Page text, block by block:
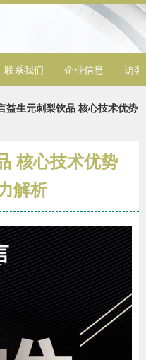
联系我们 企业信息 访客
益生元刺梨饮品 核心技术优势
核心技术优势
解析